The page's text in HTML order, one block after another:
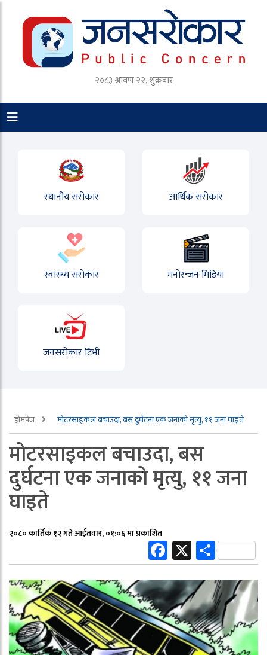
२०८३ श्रावण २२, शुक्रबार
स्थानीय सरोकार आर्थिक सरोकार
स्वास्थ्य सरोकार मनोरन्जन मिडिया
जनसरोकार टिभी
होमपेज मोटरसाइकल बचाउदा, बस दुर्घटना एक जनाको मृत्यु, ११ जना घाइते
मोटरसाइकल बचाउदा, बस
दुर्घटना एक जनाको मृत्यु, ११ जना
घाइते
२०८० कार्तिक १२ गते आईतवार, ०१:०६ मा प्रकाशित
Facebook
XShare